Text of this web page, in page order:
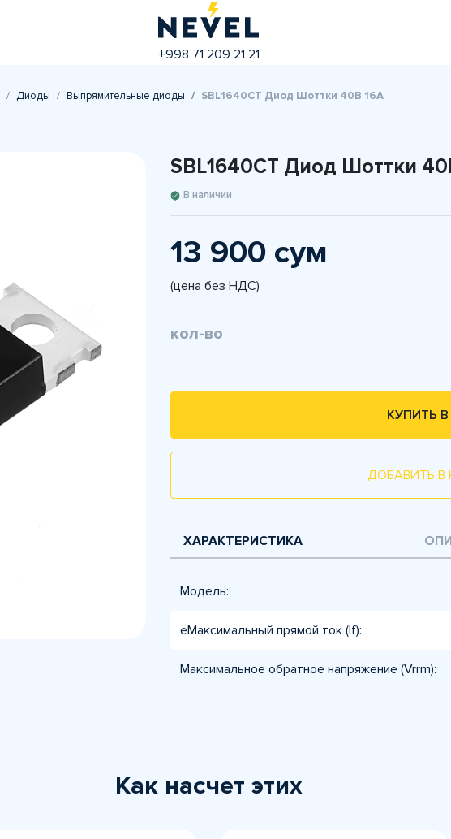
+998 71 209 21 21
Диоды Выпрямительные диоды SBL1640CT Диод Шоттки 40В 16A
SBL1640CT Диод Шоттки
В наличии
13 900 сум
(цена без НДС)
кол-во
КУПИТЬ
ДОБАВИТЬ В
ХАРАКТЕРИСТИКА
Модель:
еМаксимальный прямой ток (If):
Максимальное обратное напряжение (Vrrm):
Как насчет этих